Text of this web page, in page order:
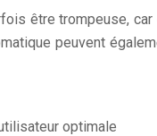
être trompeuse,
peuvent
optimale